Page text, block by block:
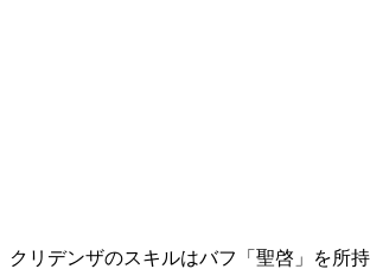
クリデンザのスキルはバフ「聖啓」を所